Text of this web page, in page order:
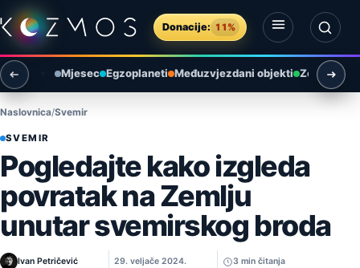
Preskoči na sadržaj
Donacije: 11%
Otvori izbornik
Otvori pretragu
Mjesec Egzoplaneti Međuzvjezdani objekti Zemlja i
Naslovnica Svemir
SVEMIR
Pogledajte kako izgleda
povratak na Zemlju
unutar svemirskog broda
Ivan Petričević 29. veljače 2024. 3 min čitanja